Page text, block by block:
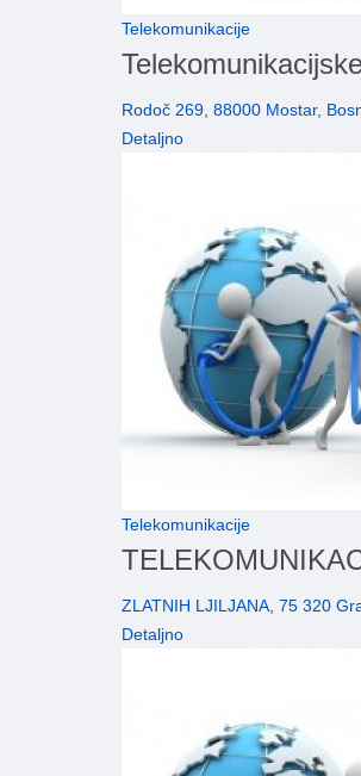
Telekomunikacije
Rodoč 269, 88000 Mostar,
Detaljno
Telekomunikacije
ZLATNIH LJILJANA, 75 320
Detaljno